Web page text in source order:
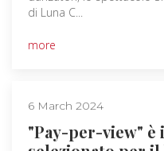
di Luna C...
more
6 March 2024
"Pay-per-view"